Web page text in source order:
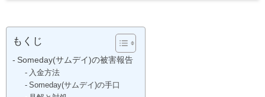
もくじ
Someday(サムデイ)の被害報告
入金方法
Someday(サムデイ)の手口